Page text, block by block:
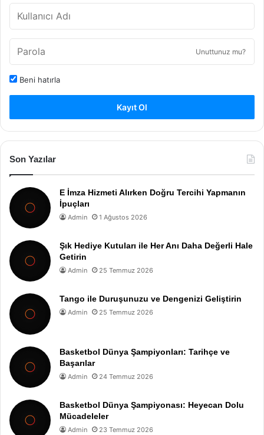
Unuttunuz mu?
Beni hatırla
Kayıt Ol
Son Yazılar
E İmza Hizmeti Alırken Doğru Tercihi Yapmanın
İpuçları
Admin 1 Ağustos 2026
Şık Hediye Kutuları ile Her Anı Daha Değerli Hale
Getirin
Admin 25 Temmuz 2026
Tango ile Duruşunuzu ve Dengenizi Geliştirin
Admin 25 Temmuz 2026
Basketbol Dünya Şampiyonları: Tarihçe ve
Başarılar
Admin 24 Temmuz 2026
Basketbol Dünya Şampiyonası: Heyecan Dolu
Mücadeleler
Admin 23 Temmuz 2026